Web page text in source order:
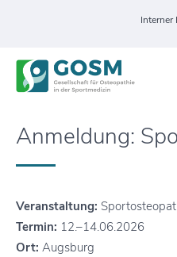
Interner
Anmeldung:
Veranstaltung:
Termin: 12.–14.06.2026
Ort: Augsburg